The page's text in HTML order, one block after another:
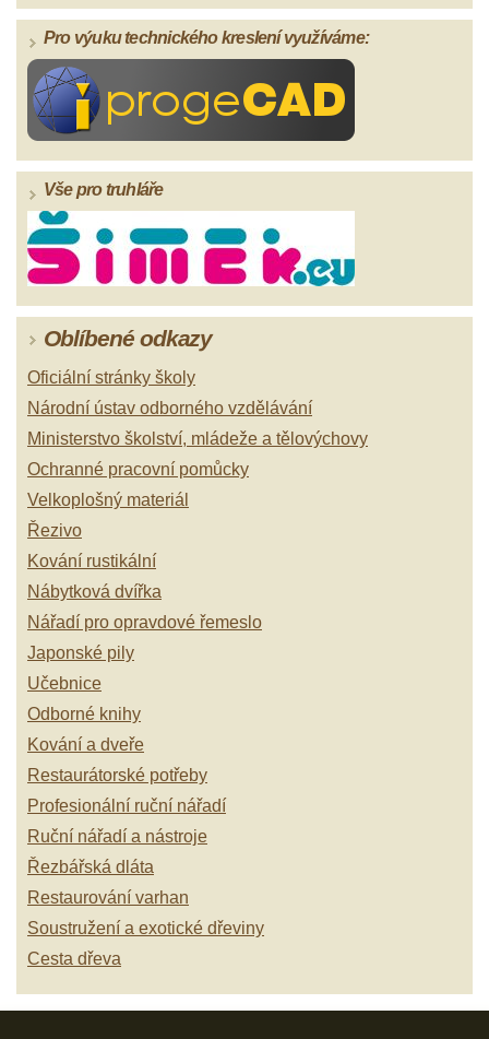
Pro výuku technického kreslení využíváme:
Vše pro truhláře
Oblíbené odkazy
Oficiální stránky školy
Národní ústav odborného vzdělávání
Ministerstvo školství, mládeže a tělovýchovy
Ochranné pracovní pomůcky
Velkoplošný materiál
Řezivo
Kování rustikální
Nábytková dvířka
Nářadí pro opravdové řemeslo
Japonské pily
Učebnice
Odborné knihy
Kování a dveře
Restaurátorské potřeby
Profesionální ruční nářadí
Ruční nářadí a nástroje
Řezbářská dláta
Restaurování varhan
Soustružení a exotické dřeviny
Cesta dřeva